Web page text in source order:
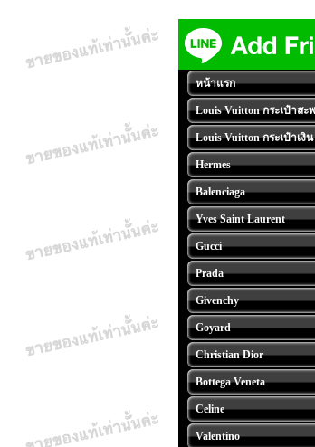
หน้าแรก
Louis Vuitton กระเป๋าสะ
Louis Vuitton กระเป๋าเงิน
Hermes
Balenciaga
Yves Saint Laurent
Gucci
Prada
Givenchy
Goyard
Christian Dior
Bottega Veneta
Celine
Valentino